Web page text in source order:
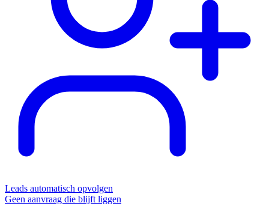
Leads automatisch opvolgen
Geen aanvraag die blijft liggen